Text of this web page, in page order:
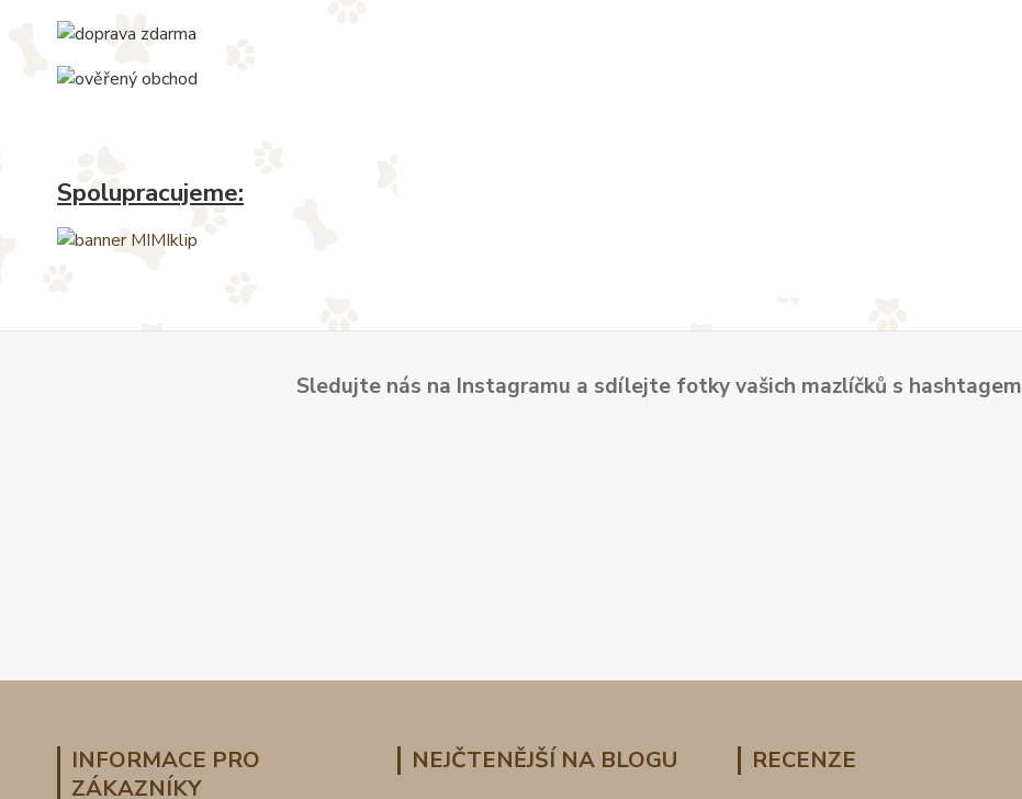
Spolupracujeme:
Sledujte nás na Instagramu a sdílejte fotky vašich mazlíčků s hashtagem
INFORMACE PRO
ZÁKAZNÍKY
NEJČTENĚJŠÍ NA BLOGU RECENZE